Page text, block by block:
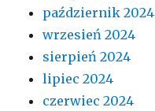
październik 2024
wrzesień 2024
sierpień 2024
lipiec 2024
czerwiec 2024